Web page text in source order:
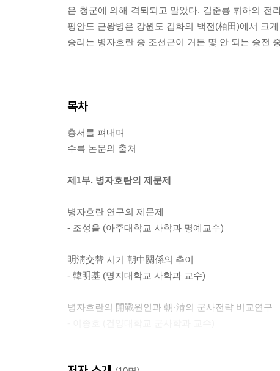
은 청군에 의해 격퇴되고 말았다. 김준룡 휘하의 전
평안도 근왕병은 강원도 김화의 백전(栢田)에서 크
승리는 병자호란 중 조선군이 거둔 몇 안 되는 승전
목차
총서를 펴내며
수록 논문의 출처
제1부. 병자호란의 제문제
병자호란 연구의 제문제
- 조성을 (아주대학교 사학과 명예교수)
明淸交替 시기 朝中關係의 추이
- 韓明基 (명지대학교 사학과 교수)
병자호란의 開戰원인과 朝·淸의 군사전략 비교연구